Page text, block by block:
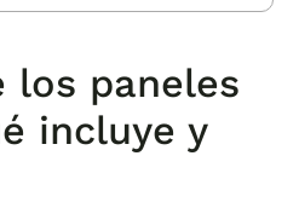
los paneles
incluye y